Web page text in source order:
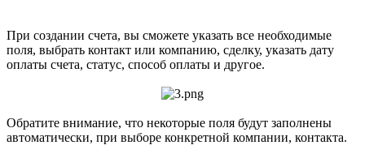
При создании счета, вы сможете указать все необходимые
поля, выбрать контакт или компанию, сделку, указать дату
оплаты счета, статус, способ оплаты и другое.
Обратите внимание, что некоторые поля будут заполнены
автоматически, при выборе конкретной компании, контакта.